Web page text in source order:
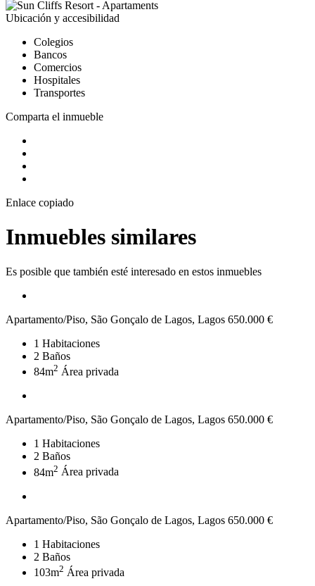
Ubicación y accesibilidad
Colegios
Bancos
Comercios
Hospitales
Transportes
Comparta el inmueble
Enlace copiado
Inmuebles similares
Es posible que también esté interesado en estos inmuebles
Apartamento/Piso, São Gonçalo de Lagos, Lagos 650.000 €
1 Habitaciones
2 Baños
84m2 Área privada
Apartamento/Piso, São Gonçalo de Lagos, Lagos 650.000 €
1 Habitaciones
2 Baños
84m2 Área privada
Apartamento/Piso, São Gonçalo de Lagos, Lagos 650.000 €
1 Habitaciones
2 Baños
103m2 Área privada